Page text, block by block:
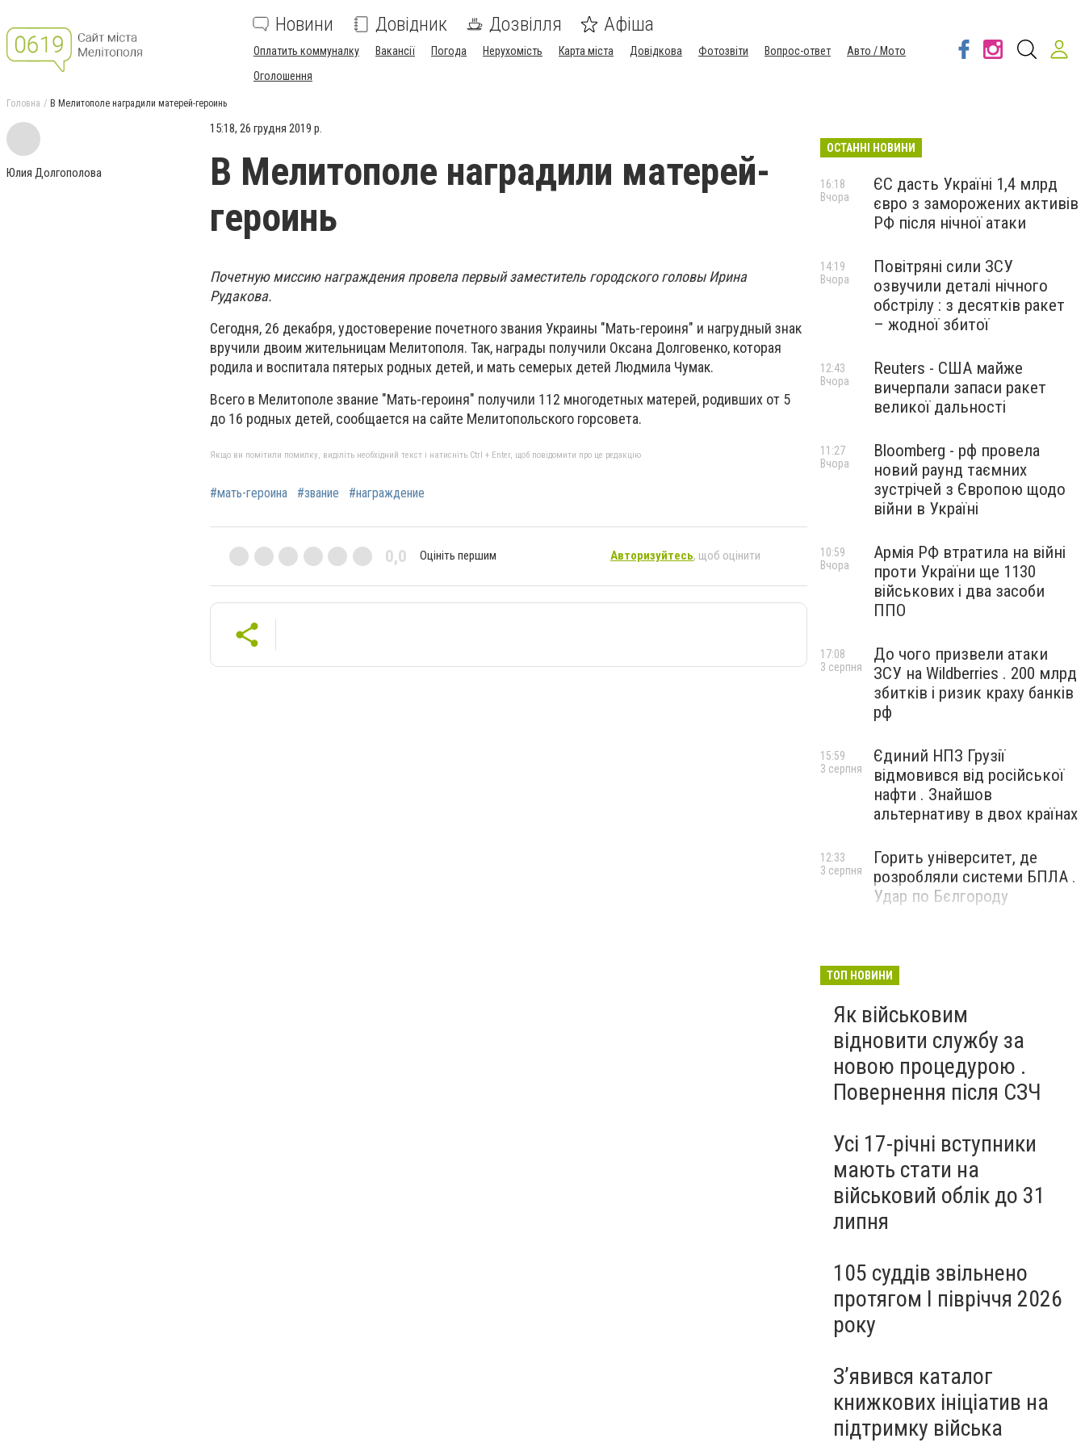
Новини Довідник Дозвілля Афіша
Оплатить коммуналку Вакансії Погода Нерухомість Карта міста Довідкова Фотозвіти Вопрос-ответ
Авто / Мото
Оголошення
Головна В Мелитополе наградили матерей-героинь
Юлия Долгополова
15:18, 26 грудня 2019 р.
В Мелитополе наградили матерей-
героинь
Почетную миссию награждения провела первый заместитель городского головы Ирина
Рудакова.
Сегодня, 26 декабря, удостоверение почетного звания Украины "Мать-героиня" и нагрудный знак
вручили двоим жительницам Мелитополя. Так, награды получили Оксана Долговенко, которая
родила и воспитала пятерых родных детей, и мать семерых детей Людмила Чумак.
Всего в Мелитополе звание "Мать-героиня" получили 112 многодетных матерей, родивших от 5
до 16 родных детей, сообщается на сайте Мелитопольского горсовета.
Якщо ви помітили помилку, виділіть необхідний текст і натисніть Ctrl + Enter, щоб повідомити про це редакцію
#мать-героина #звание #награждение
0,0 Оцініть першим Авторизуйтесь, щоб оцінити
ОСТАННІ НОВИНИ
ЄС дасть Україні 1,4 млрд
євро з заморожених активів
РФ після нічної атаки
16:18
Вчора
Повітряні сили ЗСУ
озвучили деталі нічного
обстрілу : з десятків ракет
– жодної збитої
14:19
Вчора
Reuters - США майже
вичерпали запаси ракет
великої дальності
12:43
Вчора
Bloomberg - рф провела
новий раунд таємних
зустрічей з Європою щодо
війни в Україні
11:27
Вчора
Армія РФ втратила на війні
проти України ще 1130
військових і два засоби
ППО
10:59
Вчора
До чого призвели атаки
ЗСУ на Wildberries . 200 млрд
збитків і ризик краху банків
рф
17:08
3 серпня
Єдиний НПЗ Грузії
відмовився від російської
нафти . Знайшов
альтернативу в двох країнах
15:59
3 серпня
Горить університет, де
розробляли системи БПЛА .
Удар по Бєлгороду
12:33
3 серпня
ТОП НОВИНИ
Як військовим
відновити службу за
новою процедурою .
Повернення після СЗЧ
Усі 17-річні вступники
мають стати на
військовий облік до 31
липня
105 суддів звільнено
протягом I півріччя 2026
року
З’явився каталог
книжкових ініціатив на
підтримку війська